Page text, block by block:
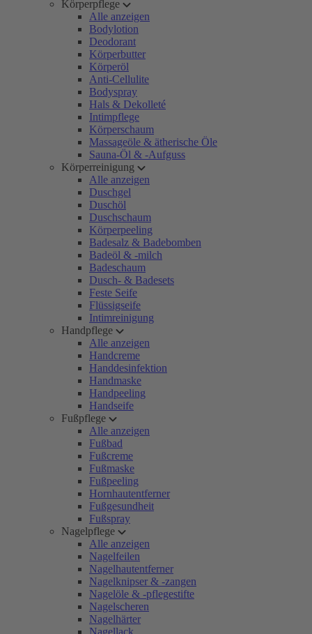
Körperpflege
Alle anzeigen
Bodylotion
Deodorant
Körperbutter
Körperöl
Anti-Cellulite
Bodyspray
Hals & Dekolleté
Intimpflege
Körperschaum
Massageöle & ätherische Öle
Sauna-Öl & -Aufguss
Körperreinigung
Alle anzeigen
Duschgel
Duschöl
Duschschaum
Körperpeeling
Badesalz & Badebomben
Badeöl & -milch
Badeschaum
Dusch- & Badesets
Feste Seife
Flüssigseife
Intimreinigung
Handpflege
Alle anzeigen
Handcreme
Handdesinfektion
Handmaske
Handpeeling
Handseife
Fußpflege
Alle anzeigen
Fußbad
Fußcreme
Fußmaske
Fußpeeling
Hornhautentferner
Fußgesundheit
Fußspray
Nagelpflege
Alle anzeigen
Nagelfeilen
Nagelhautentferner
Nagelknipser & -zangen
Nagelöle & -pflegestifte
Nagelscheren
Nagelhärter
Nagellack